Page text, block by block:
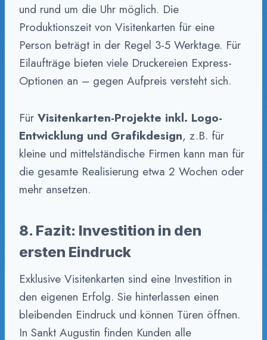
und rund um die Uhr möglich. Die
Produktionszeit von Visitenkarten für eine
Person beträgt in der Regel 3-5 Werktage. Für
Eilaufträge bieten viele Druckereien Express-
Optionen an – gegen Aufpreis versteht sich.
Für Visitenkarten-Projekte inkl. Logo-
Entwicklung und Grafikdesign, z.B. für
kleine und mittelständische Firmen kann man für
die gesamte Realisierung etwa 2 Wochen oder
mehr ansetzen.
8. Fazit: Investition in den
ersten Eindruck
Exklusive Visitenkarten sind eine Investition in
den eigenen Erfolg. Sie hinterlassen einen
bleibenden Eindruck und können Türen öffnen.
In Sankt Augustin finden Kunden alle